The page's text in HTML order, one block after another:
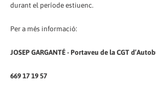
durant el període estiuenc.
Per a més informació:
JOSEP GARGANTÉ - Portaveu de la CGT
669 17 19 57